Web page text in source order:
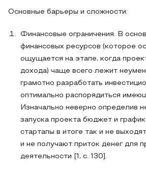
Основные барьеры и сложности:
Финансовые ограничения. В
финансовых ресурсов (которое
ощущается на этапе, когда
дохода) чаще всего лежит
грамотно разработать
оптимально распорядиться
Изначально неверно определив
запуска проекта бюджет и график
стартапы в итоге так и не
и не получают приток денег для
деятельности [1, с. 130].